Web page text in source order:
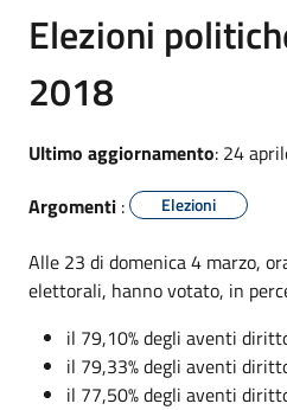
Elezioni
2018
Ultimo aggiornamento: 24
Argomenti : Elezioni
Alle 23 di domenica 4 marzo,
elettorali, hanno votato, in
il 79,10% degli aventi
il 79,33% degli aventi
il 77,50% degli aventi